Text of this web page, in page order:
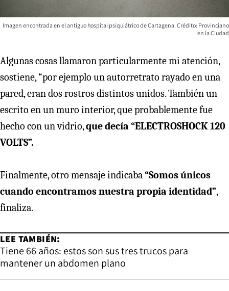
Imagen encontrada en el antiguo hospital psiquiátrico de Cartagena. Crédito: Provinciano
en la Ciudad
Algunas cosas llamaron particularmente mi atención,
sostiene, “por ejemplo un autorretrato rayado en una
pared, eran dos rostros distintos unidos. También un
escrito en un muro interior, que probablemente fue
hecho con un vidrio,que decía “ELECTROSHOCK 120
VOLTS”.
Finalmente, otro mensaje indicaba“Somos únicos
cuando encontramos nuestra propia identidad”,
finaliza.
LEE TAMBIÉN:
Tiene 66 años: estos son sus tres trucos para
mantener un abdomen plano